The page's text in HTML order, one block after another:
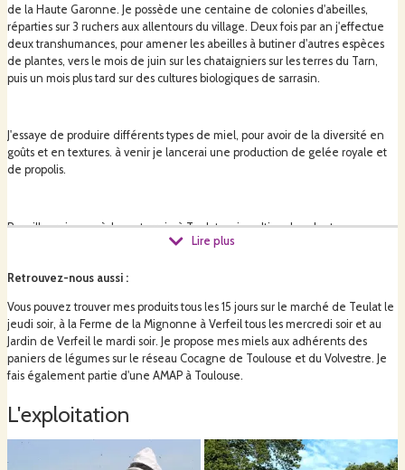
de la Haute Garonne. Je possède une centaine de colonies d'abeilles,
réparties sur 3 ruchers aux allentours du village. Deux fois par an j'effectue
deux transhumances, pour amener les abeilles à butiner d'autres espèces
de plantes, vers le mois de juin sur les chataigniers sur les terres du Tarn,
puis un mois plus tard sur des cultures biologiques de sarrasin.
J'essaye de produire différents types de miel, pour avoir de la diversité en
goûts et en textures. à venir je lancerai une production de gelée royale et
de propolis.
Par ailleurs je possède un terrain à Teulat ou je cultive des plantes
aromatiques et médicinales. Y sont présente une vingtaine de variétés.
place y résident une trentaine de colonies d'abeilles ravies des cultures
Le but est de vous proposer des mélanges de plantes à infuser, ainsi que
des herbes aromatiques hachées pour la cuisine. Mes cultures sont certifiées
à venir j'aimerai vous proposer des produits de soin en alliant les plantes et
les produits de la ruche ; savon au miel, huiles solarisées, baume...
Lire plus
Retrouvez-nous aussi :
Vous pouvez trouver mes produits tous les 15 jours sur le marché de Teulat le
jeudi soir, à la Ferme de la Mignonne à Verfeil tous les mercredi soir et au
Jardin de Verfeil le mardi soir. Je propose mes miels aux adhérents des
paniers de légumes sur le réseau Cocagne de Toulouse et du Volvestre. Je
fais également partie d'une AMAP à Toulouse.
L'exploitation